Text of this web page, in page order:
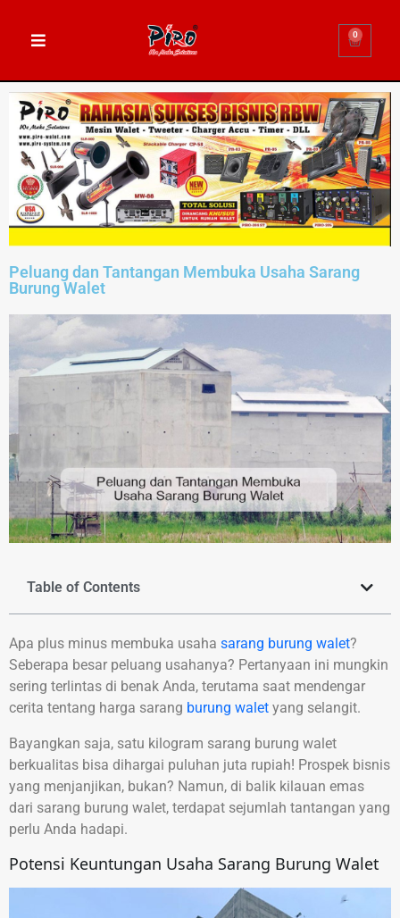
0
Peluang dan Tantangan Membuka Usaha Sarang
Burung Walet
Table of Contents
Apa plus minus membuka usaha sarang burung walet?
Seberapa besar peluang usahanya? Pertanyaan ini mungkin
sering terlintas di benak Anda, terutama saat mendengar
cerita tentang harga sarang burung walet yang selangit.
Bayangkan saja, satu kilogram sarang burung walet
berkualitas bisa dihargai puluhan juta rupiah! Prospek bisnis
yang menjanjikan, bukan? Namun, di balik kilauan emas
dari sarang burung walet, terdapat sejumlah tantangan yang
perlu Anda hadapi.
Potensi Keuntungan Usaha Sarang Burung Walet